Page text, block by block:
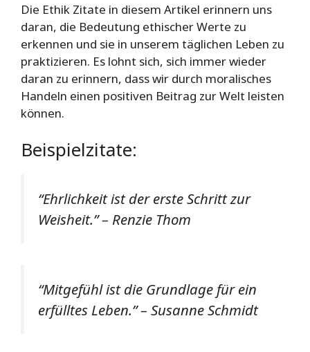
Die Ethik Zitate in diesem Artikel erinnern uns
daran, die Bedeutung ethischer Werte zu
erkennen und sie in unserem täglichen Leben zu
praktizieren. Es lohnt sich, sich immer wieder
daran zu erinnern, dass wir durch moralisches
Handeln einen positiven Beitrag zur Welt leisten
können.
Beispielzitate:
“Ehrlichkeit ist der erste Schritt zur
Weisheit.” – Renzie Thom
“Mitgefühl ist die Grundlage für ein
erfülltes Leben.” – Susanne Schmidt